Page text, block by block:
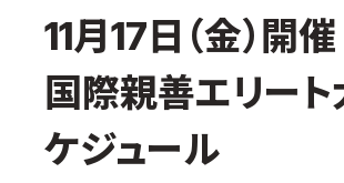
松井章奎館長
極真の歴史
極真会館のご案内
極真会館の概要
11月17日（金）開
国際親善エリー
ケジュール